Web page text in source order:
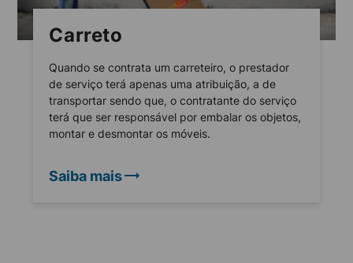
Carreto
Quando se contrata um carreteiro, o prestador
de serviço terá apenas uma atribuição, a de
transportar sendo que, o contratante do serviço
terá que ser responsável por embalar os objetos,
montar e desmontar os móveis.
Saiba mais